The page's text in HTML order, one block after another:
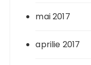
mai 2017
aprilie 2017